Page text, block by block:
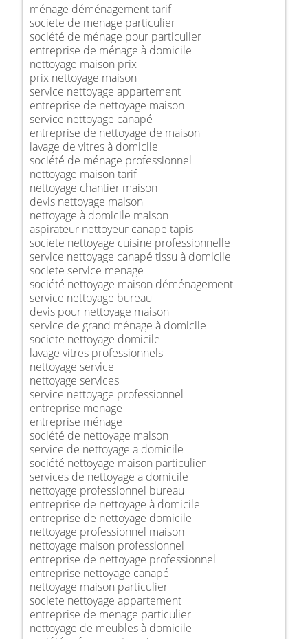
ménage déménagement tarif
societe de menage particulier
société de ménage pour particulier
entreprise de ménage à domicile
nettoyage maison prix
prix nettoyage maison
service nettoyage appartement
entreprise de nettoyage maison
service nettoyage canapé
entreprise de nettoyage de maison
lavage de vitres à domicile
société de ménage professionnel
nettoyage maison tarif
nettoyage chantier maison
devis nettoyage maison
nettoyage à domicile maison
aspirateur nettoyeur canape tapis
societe nettoyage cuisine professionnelle
service nettoyage canapé tissu à domicile
societe service menage
société nettoyage maison déménagement
service nettoyage bureau
devis pour nettoyage maison
service de grand ménage à domicile
societe nettoyage domicile
lavage vitres professionnels
nettoyage service
nettoyage services
service nettoyage professionnel
entreprise menage
entreprise ménage
société de nettoyage maison
service de nettoyage a domicile
société nettoyage maison particulier
services de nettoyage a domicile
nettoyage professionnel bureau
entreprise de nettoyage à domicile
entreprise de nettoyage domicile
nettoyage professionnel maison
nettoyage maison professionnel
entreprise de nettoyage professionnel
entreprise nettoyage canapé
nettoyage maison particulier
societe nettoyage appartement
entreprise de menage particulier
nettoyage de meubles à domicile